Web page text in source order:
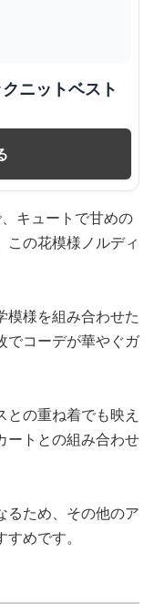
ニットベスト
キュートで甘めの
この花模様ノルディ
模様を組み合わせた
でコーデが華やぐガ
の重ね着でも映え
ートとの組み合わせ
るため、その他のア
めです。